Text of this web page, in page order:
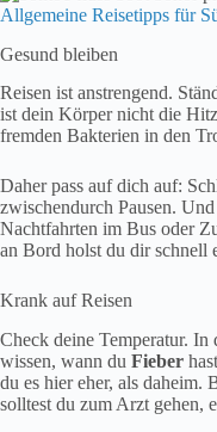
Allgemeine Reisetipps für
Gesund bleiben
Reisen ist anstrengend.
ist dein Körper nicht die
fremden Bakterien in den
Daher pass auf dich auf:
zwischendurch Pausen.
Nachtfahrten im Bus oder
an Bord holst du dir schnell
Krank auf Reisen
Check deine Temperatur.
wissen, wann du Fieber
du es hier eher, als daheim.
solltest du zum Arzt gehen,